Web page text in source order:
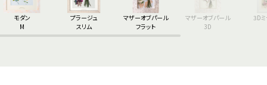
モダン
M
プラージュ
スリム
マザーオブパール
フラット
マザーオブパール
3D
3D